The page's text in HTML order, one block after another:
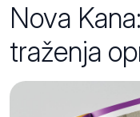
Nova
traženja